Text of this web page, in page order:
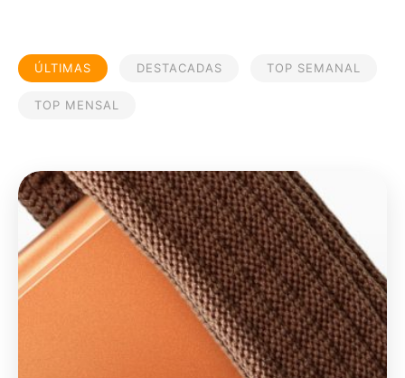
ÚLTIMAS DESTACADAS TOP SEMANAL
TOP MENSAL